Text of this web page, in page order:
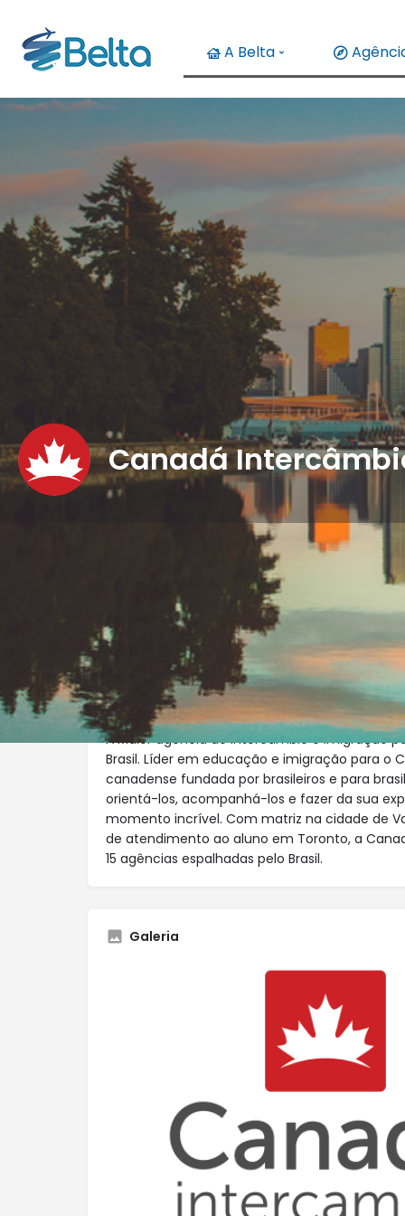
A Belta
Canadá
Descrição
A Maior agência de intercâmbio e imigração
Brasil. Líder em educação e imigração para o
canadense fundada por brasileiros e para
orientá-los, acompanhá-los e fazer da sua
momento incrível. Com matriz na cidade de
de atendimento ao aluno em Toronto, a
15 agências espalhadas pelo Brasil.
Galeria